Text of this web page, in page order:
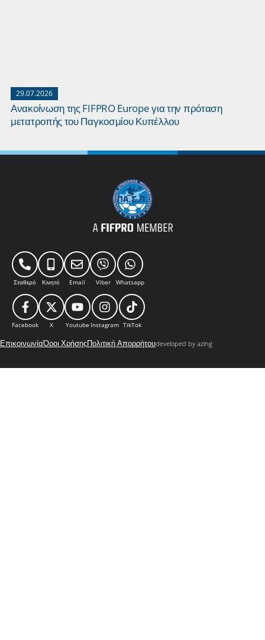
29.07.2026
Ανακοίνωση της FIFPRO Europe για την πρόταση
μετατροπής του Παγκοσμίου Κυπέλλου
Σταθερό Κινητό Email Viber Whatsapp
Facebook X Youtube Instagram TikTok
ΕπικοινωνίαΌροι ΧρήσηςΠολιτική Απορρήτουdeveloped by azing